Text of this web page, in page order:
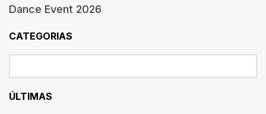
Dance Event 2026
CATEGORIAS
ÚLTIMAS